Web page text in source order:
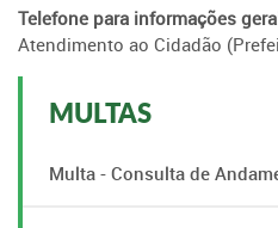
Telefone para informações
Atendimento ao Cidadão
MULTAS
Multa - Consulta de